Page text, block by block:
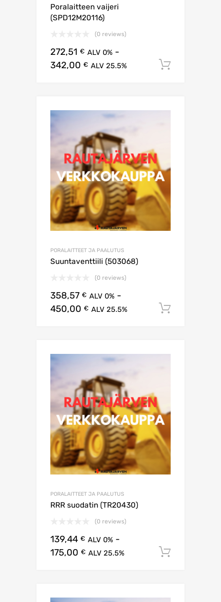
Poralaitteen vaijeri
(SPD12M20116)
(0 reviews)
272,51 € ALV 0% -
342,00 € ALV 25.5%
PORALAITTEET JA PAALUTUS
Suuntaventtiili (503068)
(0 reviews)
358,57 € ALV 0% -
450,00 € ALV 25.5%
PORALAITTEET JA PAALUTUS
RRR suodatin (TR20430)
(0 reviews)
139,44 € ALV 0% -
175,00 € ALV 25.5%